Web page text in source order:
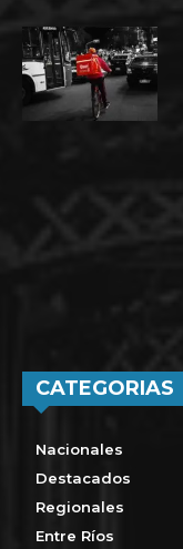
CATEGORIAS
Nacionales
Destacados
Regionales
Entre Ríos